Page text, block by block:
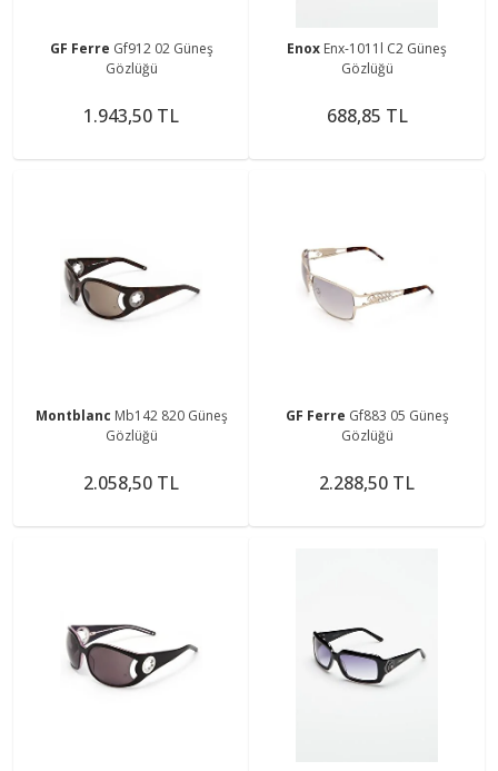
GF Ferre Gf912 02 Güneş
Gözlüğü
1.943,50 TL
Enox Enx-1011l C2 Güneş
Gözlüğü
688,85 TL
Montblanc Mb142 820 Güneş
Gözlüğü
2.058,50 TL
GF Ferre Gf883 05 Güneş
Gözlüğü
2.288,50 TL